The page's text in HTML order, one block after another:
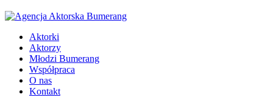
Aktorki
Aktorzy
Młodzi Bumerang
Współpraca
O nas
Kontakt